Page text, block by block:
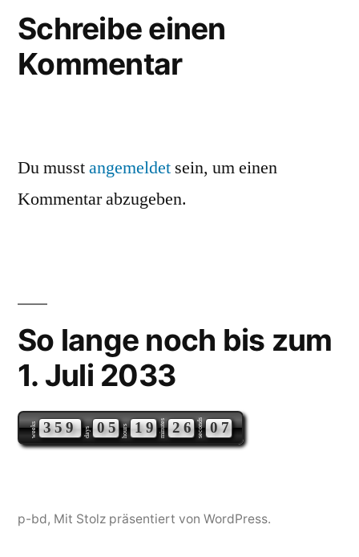
Schreibe einen
Kommentar
Du musstangemeldet sein, um einen
Kommentar abzugeben.
So lange noch bis zum
1. Juli 2033
weeks 359 days 05 hours 19 minutes 26 seconds 07
p-bd, Mit Stolz präsentiert von WordPress.